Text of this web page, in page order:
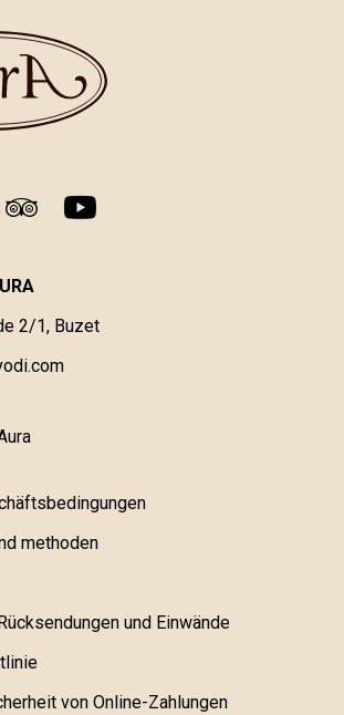
2/1, Buzet
methoden
und Einwände
von Online-Zahlungen